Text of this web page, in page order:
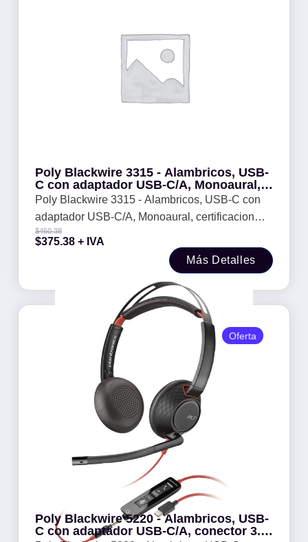
Poly Blackwire 3315 - Alambricos, USB-
C con adaptador USB-C/A, Monoaural,
certificacion Microsoft Teams
Poly Blackwire 3315 - Alambricos, USB-C con
adaptador USB-C/A, Monoaural, certificacion
Microsoft Teams
$460.38
$375.38 + IVA
Más Detalles
Poly Blackwire 5220 - Alambricos, USB-
C con adaptador USB-C/A, conector 3.5
Oferta